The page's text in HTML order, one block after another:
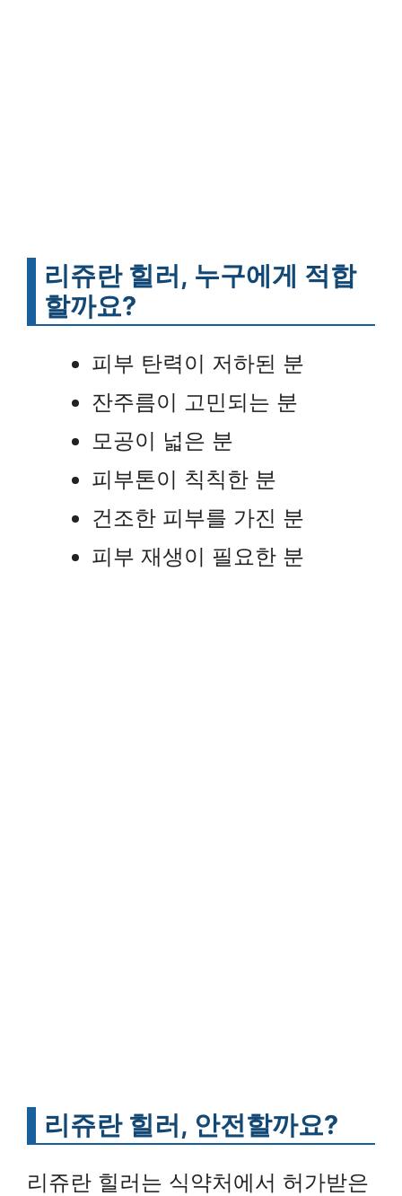
리쥬란 힐러, 누구에게 적합
할까요?
피부 탄력이 저하된 분
잔주름이 고민되는 분
모공이 넓은 분
피부톤이 칙칙한 분
건조한 피부를 가진 분
피부 재생이 필요한 분
리쥬란 힐러, 안전할까요?
리쥬란 힐러는 식약처에서 허가받은